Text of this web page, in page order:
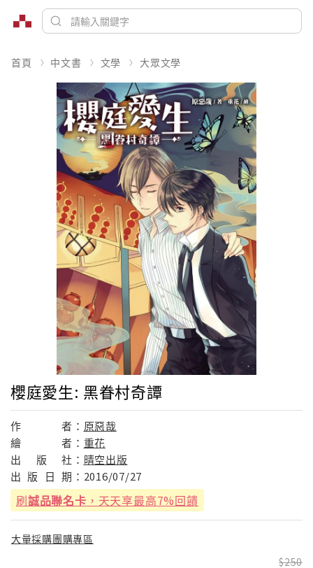
首頁 中文書 文學 大眾文學
櫻庭愛生: 黑眷村奇譚
作 者： 原惡哉
繪
者： 重花
出
版 社： 晴空出版
出 版 日 期： 2016/07/27
刷誠品聯名卡 ，天天享最高7%回饋
大量採購團購專區
250